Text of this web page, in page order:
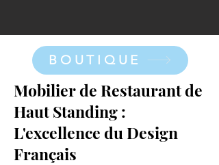
BOUTIQUE
Mobilier de Restaurant de
Haut Standing :
L'excellence du Design
Français